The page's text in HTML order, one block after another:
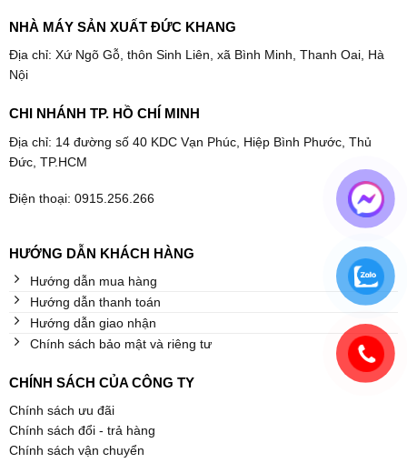
NHÀ MÁY SẢN XUẤT ĐỨC KHANG
Địa chỉ: Xứ Ngõ Gỗ, thôn Sinh Liên, xã Bình Minh, Thanh Oai, Hà
Nội
CHI NHÁNH TP. HỒ CHÍ MINH
Địa chỉ: 14 đường số 40 KDC Vạn Phúc, Hiệp Bình Phước, Thủ
Đức, TP.HCM
Điện thoại: 0915.256.266
HƯỚNG DẪN KHÁCH HÀNG
Hướng dẫn mua hàng
Hướng dẫn thanh toán
Hướng dẫn giao nhận
Chính sách bảo mật và riêng tư
CHÍNH SÁCH CỦA CÔNG TY
Chính sách ưu đãi
Chính sách đổi - trả hàng
Chính sách vận chuyển